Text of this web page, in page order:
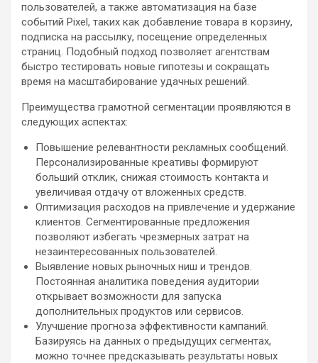
пользователей, а также автоматизация на базе
событий Pixel, таких как добавление товара в корзину,
подписка на рассылку, посещение определенных
страниц. Подобный подход позволяет агентствам
быстро тестировать новые гипотезы и сокращать
время на масштабирование удачных решений.
Преимущества грамотной сегментации проявляются в
следующих аспектах:
Повышение релевантности рекламных сообщений.
Персонализированные креативы формируют
больший отклик, снижая стоимость контакта и
увеличивая отдачу от вложенных средств.
Оптимизация расходов на привлечение и удержание
клиентов. Сегментированные предложения
позволяют избегать чрезмерных затрат на
незаинтересованных пользователей.
Выявление новых рыночных ниш и трендов.
Постоянная аналитика поведения аудитории
открывает возможности для запуска
дополнительных продуктов или сервисов.
Улучшение прогноза эффективности кампаний.
Базируясь на данных о предыдущих сегментах,
можно точнее предсказывать результаты новых